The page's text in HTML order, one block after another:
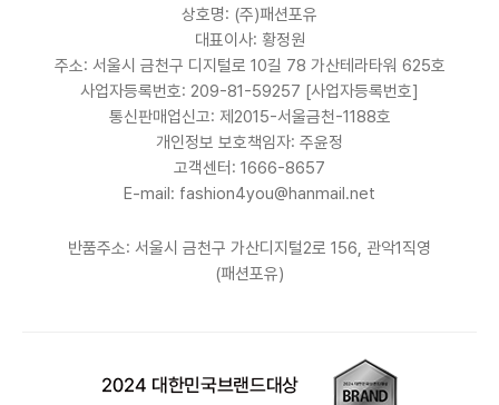
상호명: (주)패션포유
대표이사: 황정원
주소: 서울시 금천구 디지털로 10길 78 가산테라타워 625호
사업자등록번호: 209-81-59257 [사업자등록번호]
통신판매업신고: 제2015-서울금천-1188호
개인정보 보호책임자: 주윤정
고객센터: 1666-8657
E-mail: fashion4you@hanmail.net
반품주소: 서울시 금천구 가산디지털2로 156, 관악1직영
(패션포유)